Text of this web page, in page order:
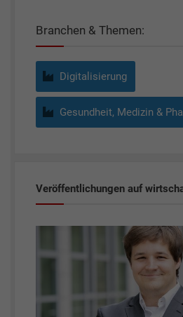
Branchen & Themen:
Digitalisierung
Gesundheit, Medizin &
Veröffentlichungen auf